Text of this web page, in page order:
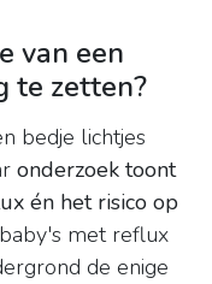
van een
te zetten?
bedje lichtjes
onderzoek toont
én het risico op
met reflux
de enige